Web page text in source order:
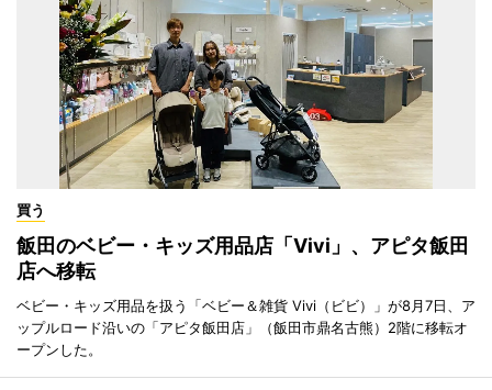
買う
飯田のベビー・キッズ用品店「Vivi」、アピタ飯田
店へ移転
ベビー・キッズ用品を扱う「ベビー＆雑貨 Vivi（ビビ）」が8月7日、ア
ップルロード沿いの「アピタ飯田店」（飯田市鼎名古熊）2階に移転オ
ープンした。